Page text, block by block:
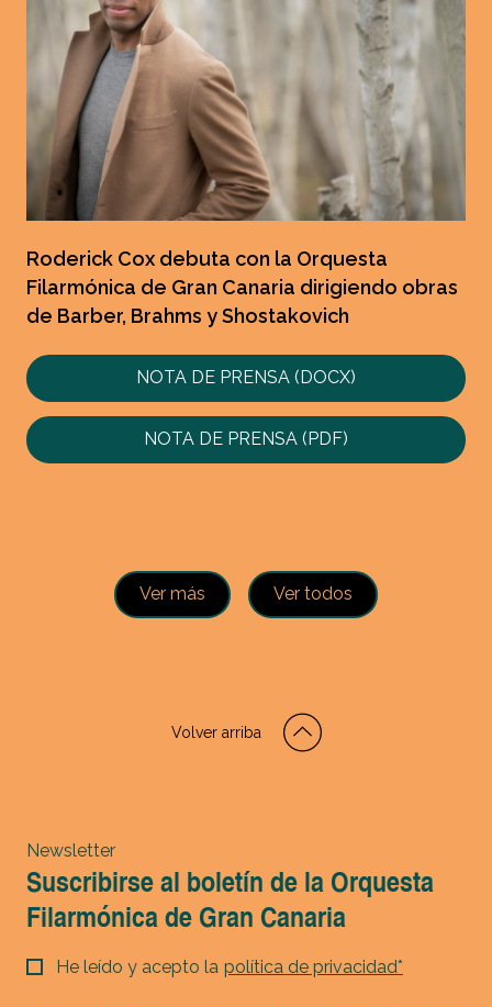
Roderick Cox debuta con la Orquesta
Filarmónica de Gran Canaria dirigiendo obras
de Barber, Brahms y Shostakovich
NOTA DE PRENSA (DOCX)
NOTA DE PRENSA (PDF)
Ver más Ver todos
Volver arriba
Newsletter
Suscribirse al boletín de la Orquesta
Filarmónica de Gran Canaria
He leído y acepto la política de privacidad*